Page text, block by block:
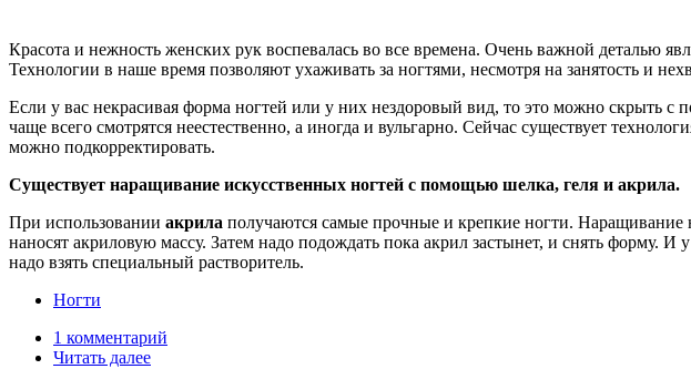
Красота и нежность женских рук воспевалась во все времена. Очень важной деталью
Технологии в наше время позволяют ухаживать за ногтями, несмотря на занятость и
Если у вас некрасивая форма ногтей или у них нездоровый вид, то это можно скрыть
чаще всего смотрятся неестественно, а иногда и вульгарно. Сейчас существует
можно подкорректировать.
Существует наращивание искусственных ногтей с помощью шелка, геля и акрила.
При использовании акрила получаются самые прочные и крепкие ногти. Наращивание
наносят акриловую массу. Затем надо подождать пока акрил застынет, и снять форму.
надо взять специальный растворитель.
Ногти
1 комментарий
Читать далее